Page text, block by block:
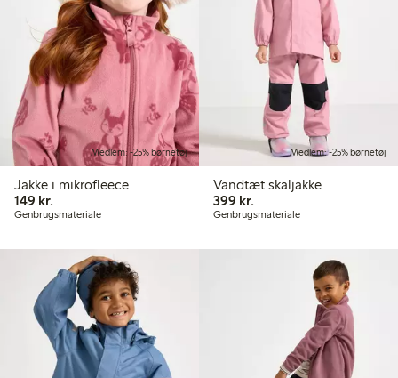
Medlem: -25% børnetøj
Jakke i mikrofleece
149 kr.
Genbrugsmateriale
Medlem: -25% børnetøj
Vandtæt skaljakke
399 kr.
Genbrugsmateriale